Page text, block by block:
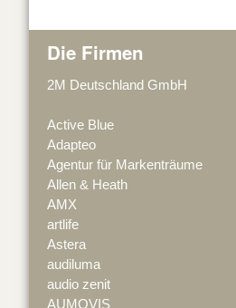
Die Firmen
2M Deutschland GmbH
Active Blue
Adapteo
Agentur für Markenträume
Allen & Heath
AMX
artlife
Astera
audiluma
audio zenit
AUMOVIS